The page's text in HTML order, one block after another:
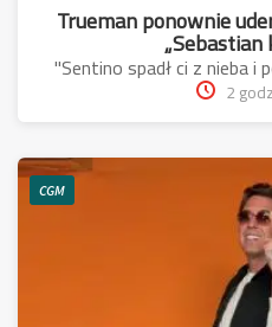
Trueman ponownie
„Sebastian
"Sentino spadł ci z nieba i
2
CGM